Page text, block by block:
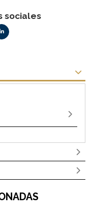
sociales